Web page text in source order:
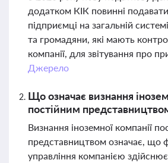
додатком КІК повинні
підприємці на загальній
та громадяни, які мають
компанії, для звітування про
Джерело
Що означає визнання
постійним
Визнання іноземної компанії
представництвом означає, що
управління компанією